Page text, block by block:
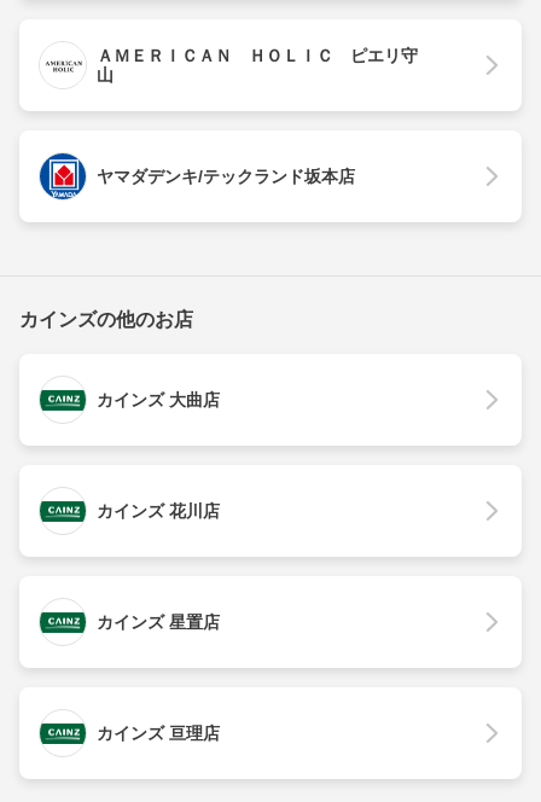
ＡＭＥＲＩＣＡＮ ＨＯＬＩＣ ピエリ守
山
ヤマダデンキ/テックランド坂本店
カインズの他のお店
カインズ 大曲店
カインズ 花川店
カインズ 星置店
カインズ 亘理店